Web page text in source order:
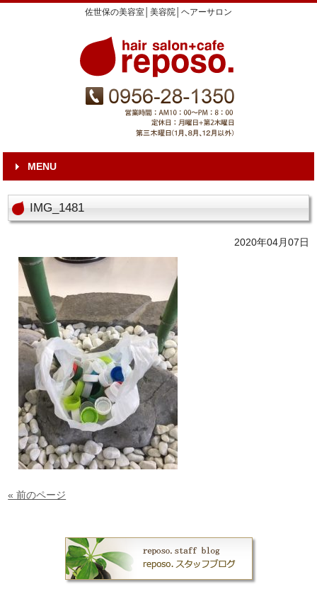
佐世保の美容室│美容院│ヘアーサロン
MENU
IMG_1481
2020年04月07日
« 前のページ